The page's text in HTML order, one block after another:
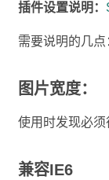
插件设置说明：
需要说明的几点
图片宽度：
使用时发现必须
兼容IE6